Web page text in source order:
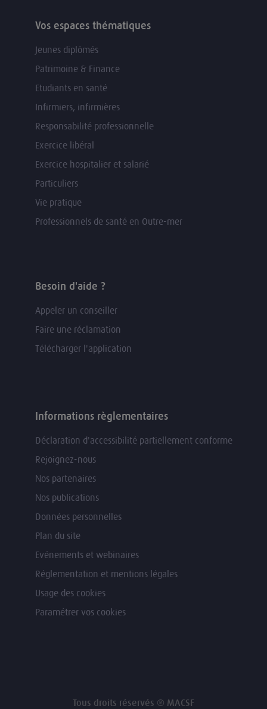
Vos espaces thématiques
Jeunes diplômés
Patrimoine & Finance
Etudiants en santé
Infirmiers, infirmières
Responsabilité professionnelle
Exercice libéral
Exercice hospitalier et salarié
Particuliers
Vie pratique
Professionnels de santé en Outre-mer
Besoin d'aide ?
Appeler un conseiller
Faire une réclamation
Télécharger l'application
Informations règlementaires
Déclaration d'accessibilité partiellement conforme
Rejoignez-nous
Nos partenaires
Nos publications
Données personnelles
Plan du site
Evénements et webinaires
Réglementation et mentions légales
Usage des cookies
Paramétrer vos cookies
Tous droits réservés ® MACSF